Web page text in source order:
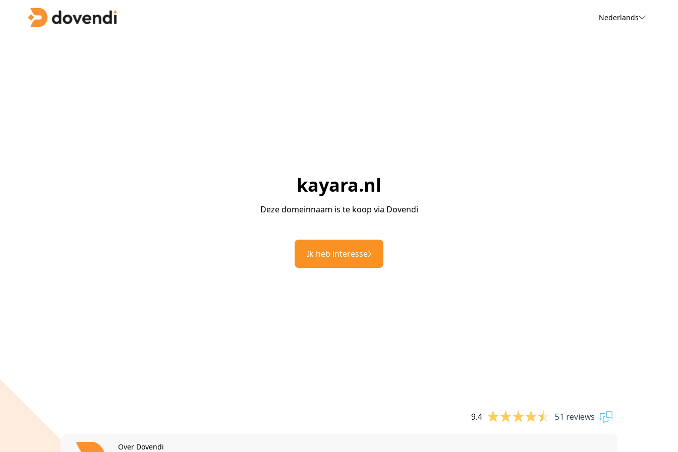
Nederlands
kayara.nl
Deze domeinnaam is te koop via Dovendi
Ik heb interesse
9.4 51 reviews
Over Dovendi